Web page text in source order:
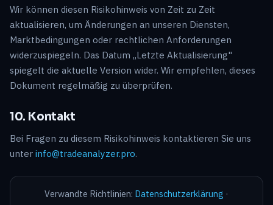
Wir können diesen Risikohinweis von Zeit zu Zeit
aktualisieren, um Änderungen an unseren Diensten,
Marktbedingungen oder rechtlichen Anforderungen
widerzuspiegeln. Das Datum „Letzte Aktualisierung"
spiegelt die aktuelle Version wider. Wir empfehlen, dieses
Dokument regelmäßig zu überprüfen.
10. Kontakt
Bei Fragen zu diesem Risikohinweis kontaktieren Sie uns
unter info@tradeanalyzer.pro.
Verwandte Richtlinien: Datenschutzerklärung ·